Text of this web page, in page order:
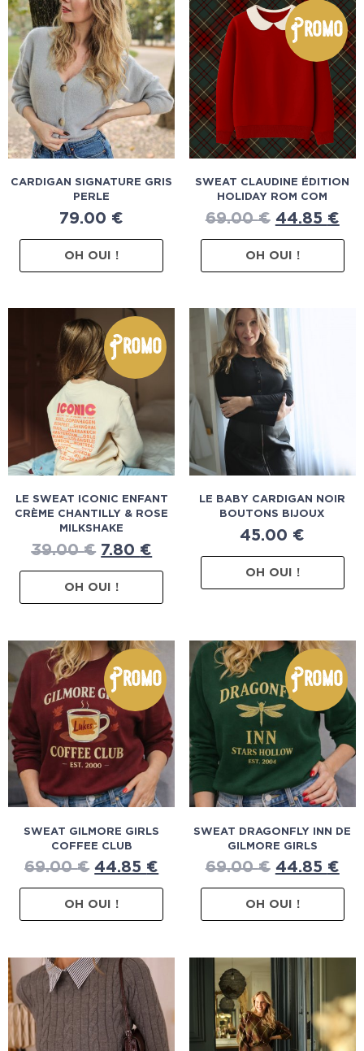
CARDIGAN SIGNATURE GRIS
PERLE
79.00 €
OH OUI !
Promo
SWEAT CLAUDINE ÉDITION
HOLIDAY ROM COM
69.00€ 44.85 €
OH OUI !
Promo
LE SWEAT ICONIC ENFANT
CRÈME CHANTILLY & ROSE
MILKSHAKE
39.00€ 7.80 €
OH OUI !
LE BABY CARDIGAN NOIR
BOUTONS BIJOUX
45.00 €
OH OUI !
Promo
SWEAT GILMORE GIRLS
COFFEE CLUB
69.00€ 44.85 €
OH OUI !
Promo
SWEAT DRAGONFLY INN DE
GILMORE GIRLS
69.00€ 44.85 €
OH OUI !